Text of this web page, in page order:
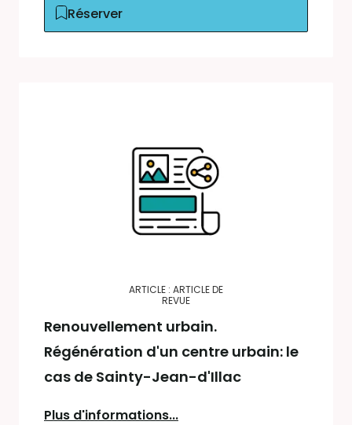
Réserver
ARTICLE : ARTICLE DE
REVUE
Renouvellement urbain.
Régénération d'un centre urbain: le
cas de Sainty-Jean-d'Illac
Plus d'informations...